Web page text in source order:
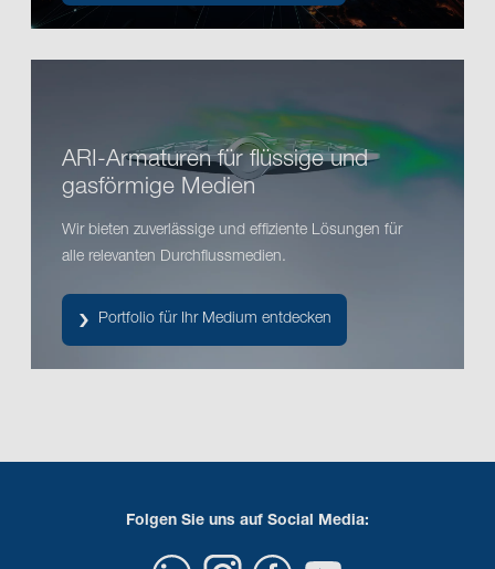
ARI-Armaturen für flüssige und
gasförmige Medien
Wir bieten zuverlässige und effiziente Lösungen für
alle relevanten Durchflussmedien.
Portfolio für Ihr Medium entdecken
Folgen Sie uns auf Social Media: